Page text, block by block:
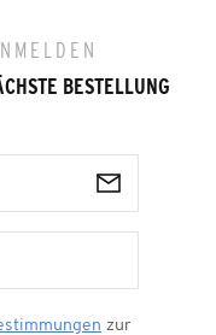
BESTELLUNG
zur